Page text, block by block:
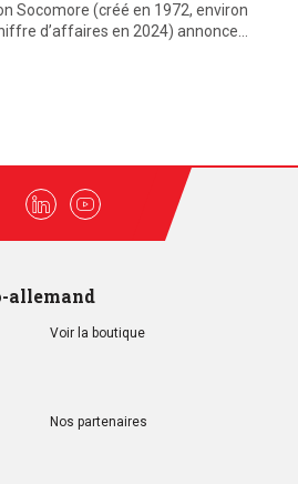
Socomore (créé en 1972, environ
d’affaires en 2024) annonce…
LinkedinYoutube
allemand
Voir la boutique
Nos partenaires